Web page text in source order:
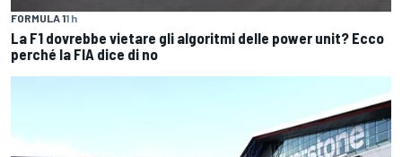
FORMULA 11 h
La F1 dovrebbe vietare gli algoritmi delle power unit? Ecco
perché la FIA dice di no